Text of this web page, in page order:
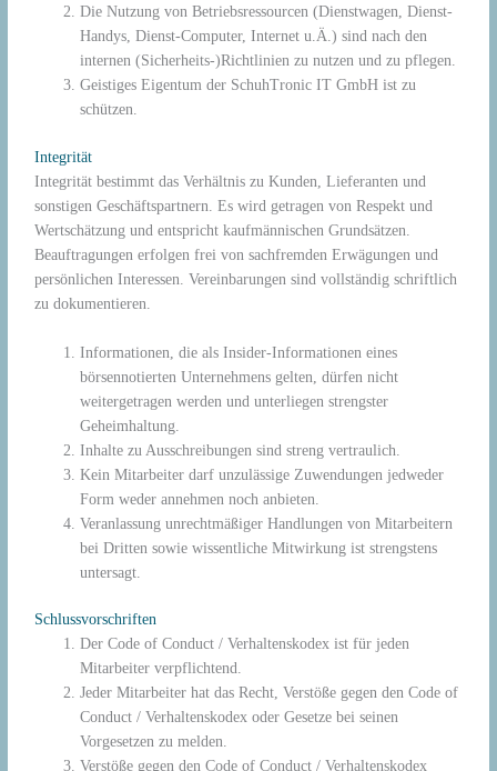
Die Nutzung von Betriebsressourcen (Dienstwagen, Dienst-
Handys, Dienst-Computer, Internet u.Ä.) sind nach den
internen (Sicherheits-)Richtlinien zu nutzen und zu pflegen.
Geistiges Eigentum der SchuhTronic IT GmbH ist zu
schützen.
Integrität
Integrität bestimmt das Verhältnis zu Kunden, Lieferanten und
sonstigen Geschäftspartnern. Es wird getragen von Respekt und
Wertschätzung und entspricht kaufmännischen Grundsätzen.
Beauftragungen erfolgen frei von sachfremden Erwägungen und
persönlichen Interessen. Vereinbarungen sind vollständig schriftlich
zu dokumentieren.
Informationen, die als Insider-Informationen eines
börsennotierten Unternehmens gelten, dürfen nicht
weitergetragen werden und unterliegen strengster
Geheimhaltung.
Inhalte zu Ausschreibungen sind streng vertraulich.
Kein Mitarbeiter darf unzulässige Zuwendungen jedweder
Form weder annehmen noch anbieten.
Veranlassung unrechtmäßiger Handlungen von Mitarbeitern
bei Dritten sowie wissentliche Mitwirkung ist strengstens
untersagt.
Schlussvorschriften
Der Code of Conduct / Verhaltenskodex ist für jeden
Mitarbeiter verpflichtend.
Jeder Mitarbeiter hat das Recht, Verstöße gegen den Code of
Conduct / Verhaltenskodex oder Gesetze bei seinen
Vorgesetzen zu melden.
Verstöße gegen den Code of Conduct / Verhaltenskodex